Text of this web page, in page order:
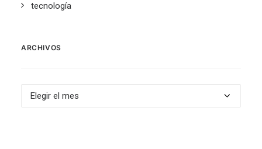
tecnología
ARCHIVOS
Archivos